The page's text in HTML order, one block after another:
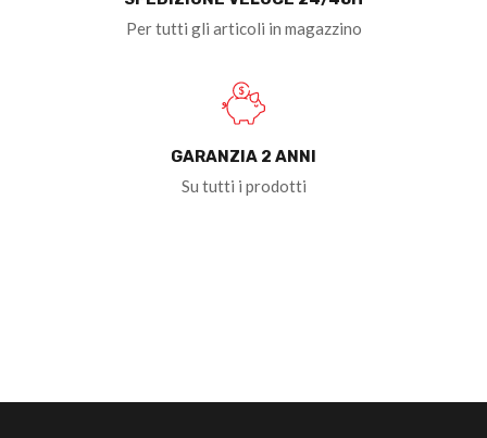
Per tutti gli articoli in magazzino
GARANZIA 2 ANNI
Su tutti i prodotti